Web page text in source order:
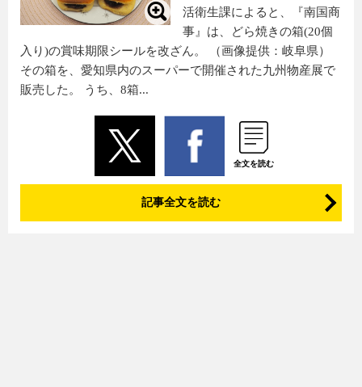
活衛生課によると、『南国商
事』は、どら焼きの箱(20個
入り)の賞味期限シールを改ざん。 （画像提供：岐阜県）
その箱を、愛知県内のスーパーで開催された九州物産展で
販売した。 うち、8箱...
全文を読む
記事全文を読む